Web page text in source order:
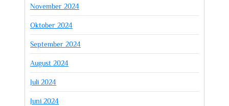
November 2024
Oktober 2024
September 2024
August 2024
Juli 2024
Juni 2024